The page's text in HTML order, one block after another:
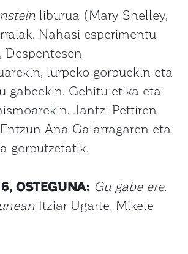
liburua (Mary Shelley,
Nahasi esperimentu
Despentesen
lurpeko gorpuekin eta
gabeekin. Gehitu etika eta
Jantzi Pettiren
Ana Galarragaren eta
gorputzetatik.
OSTEGUNA: Gu gabe ere.
Itziar Ugarte, Mikele